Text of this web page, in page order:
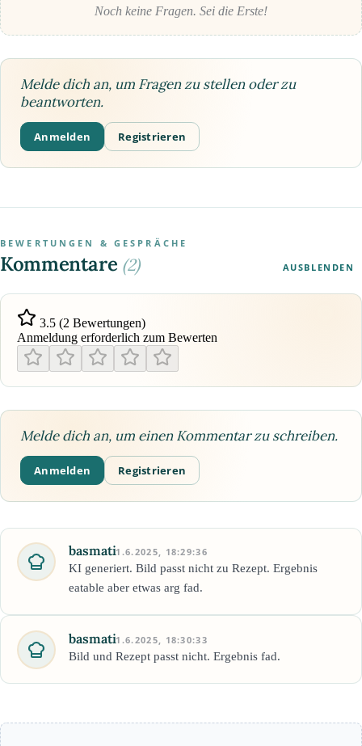
Noch keine Fragen. Sei die Erste!
Melde dich an, um Fragen zu stellen oder zu
beantworten.
Anmelden Registrieren
BEWERTUNGEN & GESPRÄCHE
Kommentare (2) AUSBLENDEN
3.5 (2 Bewertungen)
Anmeldung erforderlich zum Bewerten
Melde dich an, um einen Kommentar zu schreiben.
Anmelden Registrieren
basmati1.6.2025, 18:29:36
KI generiert. Bild passt nicht zu Rezept. Ergebnis
eatable aber etwas arg fad.
basmati1.6.2025, 18:30:33
Bild und Rezept passt nicht. Ergebnis fad.